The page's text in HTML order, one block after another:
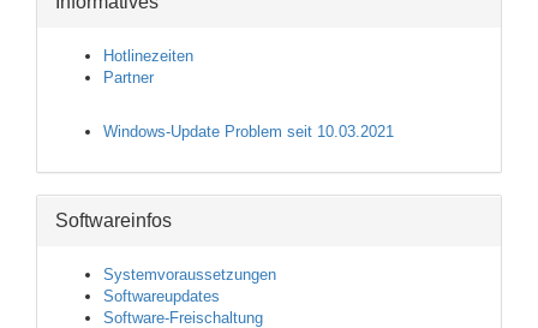
Hotlinezeiten
Partner
Windows-Update Problem seit 10.03.2021
Softwareinfos
Systemvoraussetzungen
Softwareupdates
Software-Freischaltung